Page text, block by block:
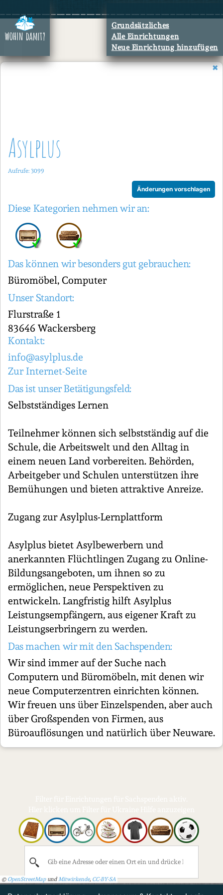
Inhalt
springen
Grundsätzliches
Alle Einrichtungen
Neue Einrichtung hinzufügen
© OpenStreetMapundMitwirkende, CC-BY-SA
Asylplus
Aufrufe: 3099
Änderungen vorschlagen
Diese Kategorien nehmen wir an:
Das können wir besonders gut gebrauchen:
Büromöbel, Computer
Unser Standort:
Flurstraße 1
83646 Wackersberg
Kontakt:
info@asylplus.de
Zur Internet-Seite
Das ist unser Betätigungsfeld:
Selbstständiges Lernen
Teilnehmer können sich selbstständig auf die
Schule, die Arbeitswelt und den Alltag in
einem neuen Land vorbereiten. Behörden,
Arbeitgeber und Schulen unterstützen ihre
Bemühungen und bieten attraktive Anreize.
Zugang zur Asylplus-Lernplattform
Asylplus bietet Asylbewerbern und
anerkannten Flüchtlingen Zugang zu Online-
Bildungsangeboten, um ihnen so zu
ermöglichen, neue Perspektiven zu
entwickeln. Langfristig hilft Asylplus
Leistungsempfängern, aus eigener Kraft zu
Leistungserbringern zu werden.
Das machen wir mit den Sachspenden:
Wir sind immer auf der Suche nach
Computern und Büromöbeln, mit denen wir
neue Computerzentren einrichten können.
Wir freuen uns über Einzelspenden, aber auch
über Großspenden von Firmen, aus
Büroauflösungen und natürlich über Neuware.